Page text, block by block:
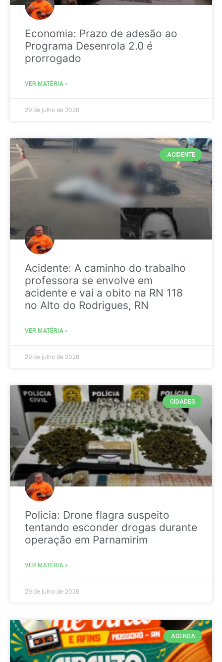
Economia: Prazo de adesão ao
Programa Desenrola 2.0 é
prorrogado
VER MATÉRIA »
29 de julho de 2026
ACIDENTE
Acidente: A caminho do trabalho
professora se envolve em
acidente e vai a obito na RN 118
no Alto do Rodrigues, RN
VER MATÉRIA »
29 de julho de 2026
CIDADES
Policia: Drone flagra suspeito
tentando esconder drogas durante
operação em Parnamirim
VER MATÉRIA »
29 de julho de 2026
AGENDA